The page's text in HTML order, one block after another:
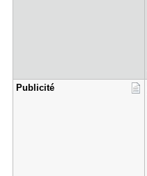
Publicité